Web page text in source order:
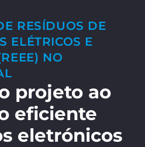
RESÍDUOS DE
ELÉTRICOS E
NO
projeto ao
eficiente
eletrónicos